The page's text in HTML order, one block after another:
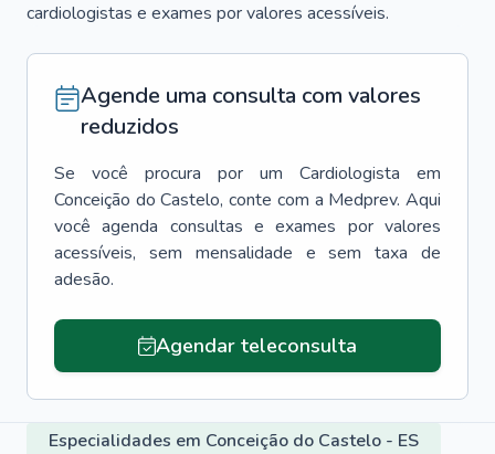
cardiologistas e exames por valores acessíveis.
Agende uma consulta com valores
reduzidos
Se você procura por um Cardiologista
em
Conceição do Castelo, conte com a Medprev. Aqui
você agenda consultas e exames por valores
acessíveis, sem mensalidade e sem taxa de
adesão.
Agendar teleconsulta
Especialidades em Conceição do Castelo - ES